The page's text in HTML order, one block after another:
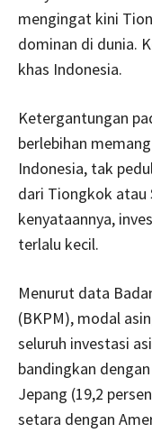
mengingat kini
dominan di dunia.
khas Indonesia.
Ketergantungan
berlebihan
Indonesia, tak
dari Tiongkok atau
kenyataannya,
terlalu kecil.
Menurut data
(BKPM), modal
seluruh investasi
bandingkan
Jepang (19,2
setara dengan